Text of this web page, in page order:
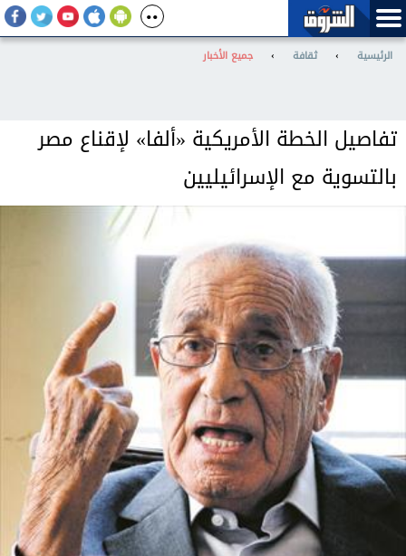
الرئيسية › ثقافة › جميع الأخبار
تفاصيل الخطة الأمريكية «ألفا» لإقناع مصر
بالتسوية مع الإسرائيليين